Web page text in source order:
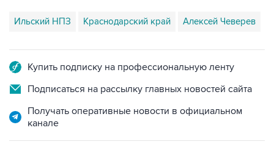
Ильский НПЗ Краснодарский край Алексей Чеверев
Купить подписку на профессиональную ленту
Подписаться на рассылку главных новостей сайта
Получать оперативные новости в официальном
канале